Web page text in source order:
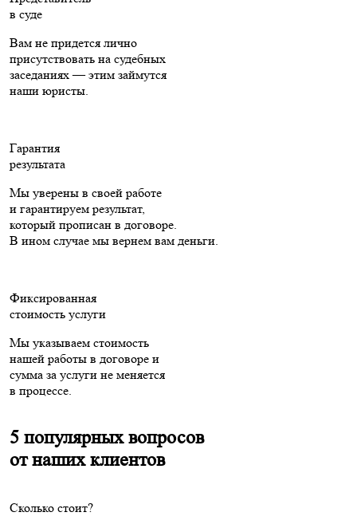
в суде
Вам не придется лично
присутствовать на судебных
заседаниях — этим займутся
наши юристы.
Гарантия
результата
Мы уверены в своей работе
и гарантируем результат,
который прописан в договоре.
В ином случае мы вернем вам деньги.
Фиксированная
стоимость услуги
Мы указываем стоимость
нашей работы в договоре и
сумма за услуги не меняется
в процессе.
5 популярных вопросов
от наших клиентов
Сколько стоит?